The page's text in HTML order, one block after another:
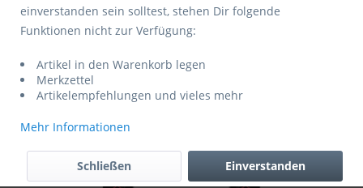
Übersicht Winmau Dartboards
einverstanden sein solltest, stehen Dir folgende
Funktionen nicht zur Verfügung:
Artikel in den Warenkorb legen
Merkzettel
Artikelempfehlungen und vieles mehr
Mehr Informationen
Einverstanden
Schließen